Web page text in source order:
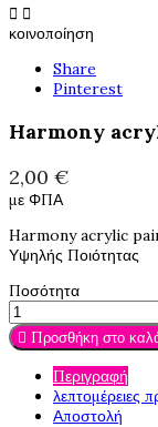
 
κοινοποίηση
Share
Pinterest
Harmony
2,00 €
με ΦΠΑ
Harmony acrylic
Υψηλής Ποιότητας
Ποσότητα
 Προσθήκη στο
Περιγραφή
λεπτομέρειες
Αποστολή